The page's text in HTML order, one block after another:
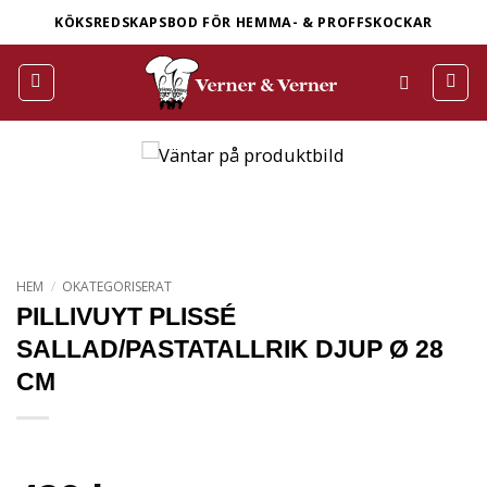
to
content
KÖKSREDSKAPSBOD FÖR HEMMA- & PROFFSKOCKAR
HEM / OKATEGORISERAT
PILLIVUYT PLISSÉ
SALLAD/PASTATALLRIK DJUP Ø 28
CM